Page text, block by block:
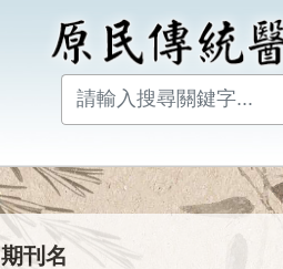
期刊名